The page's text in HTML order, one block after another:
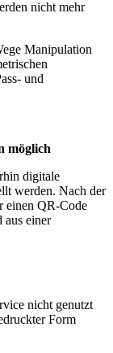
nicht mehr
Manipulation
und
möglich
digitale
werden. Nach der
einen QR-Code
aus einer
nicht genutzt
Form